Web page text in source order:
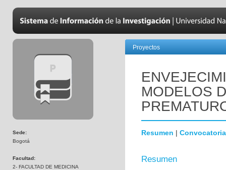
Sede:
Bogotá
Facultad:
2- FACULTAD DE MEDICINA
Proyectos
MODELOS
Resumen | Convocatoria
Resumen